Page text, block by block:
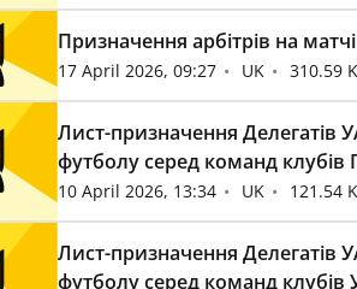
Призначення арбітрів на
17 April 2026, 09:27 UK 310.59
Лист-призначення Делегатів
футболу серед команд клубів
10 April 2026, 13:34 UK 121.54
Лист-призначення Делегатів
футболу серед команд клубів